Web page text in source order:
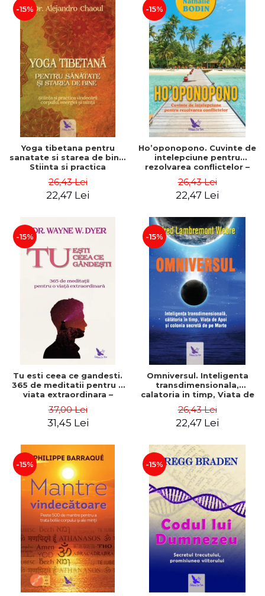
-15%
Yoga tibetana pentru
sanatate si starea de bine.
Stiinta si practica
energiei si mintii – Dr.
Alejandro Chaoul
26,43 Lei
22,47 Lei
-15%
Ho’oponopono. Cuvinte de
intelepciune pentru
rezolvarea conflictelor –
26,43 Lei
22,47 Lei
-15%
Tu esti ceea ce gandesti.
365 de meditatii pentru o
viata extraordinara –
37,00 Lei
31,45 Lei
-15%
Omniversul. Inteligenta
transdimensionala,
calatoria in timp, Viata de
pe Marte – Alfred
Lambremont Webre
26,43 Lei
22,47 Lei
-15% -15%